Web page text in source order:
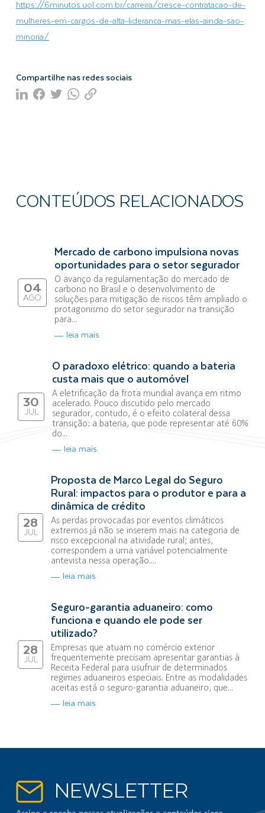
https://6minutos.uol.com.br/carreira/cresce-contratacao-de-
mulheres-em-cargos-de-alta-lideranca-mas-elas-ainda-sao-
minoria/
Compartilhe nas redes sociais
CONTEÚDOS RELACIONADOS
04
AGO
Mercado de carbono impulsiona novas
oportunidades para o setor segurador
O avanço da regulamentação do mercado de
carbono no Brasil e o desenvolvimento de
soluções para mitigação de riscos têm ampliado o
protagonismo do setor segurador na transição
para...
leia mais
30
JUL
O paradoxo elétrico: quando a bateria
custa mais que o automóvel
A eletrificação da frota mundial avança em ritmo
acelerado. Pouco discutido pelo mercado
segurador, contudo, é o efeito colateral dessa
transição: a bateria, que pode representar até 60%
do...
leia mais
28
JUL
Proposta de Marco Legal do Seguro
Rural: impactos para o produtor e para a
dinâmica de crédito
As perdas provocadas por eventos climáticos
extremos já não se inserem mais na categoria de
risco excepcional na atividade rural; antes,
correspondem a uma variável potencialmente
antevista nessa operação....
leia mais
28
JUL
Seguro-garantia aduaneiro: como
funciona e quando ele pode ser
utilizado?
Empresas que atuam no comércio exterior
frequentemente precisam apresentar garantias à
Receita Federal para usufruir de determinados
regimes aduaneiros especiais. Entre as modalidades
aceitas está o seguro-garantia aduaneiro, que...
leia mais
NEWSLETTER